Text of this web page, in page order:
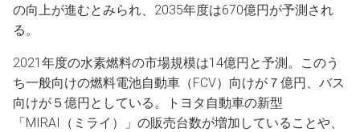
の向上が進むとみられ、2035年度は670億円が予測され
る。
2021年度の水素燃料の市場規模は14億円と予測。このう
ち一般向けの燃料電池自動車（FCV）向けが７億円、バス
向けが５億円としている。トヨタ自動車の新型
「MIRAI（ミライ）」の販売台数が増加していることや、